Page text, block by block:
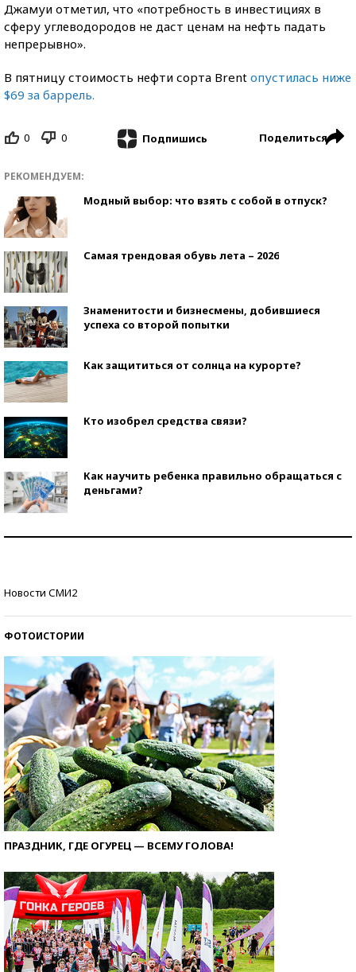
Джамуи отметил, что «потребность в инвестициях в
сферу углеводородов не даст ценам на нефть падать
непрерывно».
В пятницу стоимость нефти сорта Brent опустилась ниже
$69 за баррель.
0 0 Подпишись Поделиться
РЕКОМЕНДУЕМ:
Модный выбор: что взять с собой в отпуск?
Самая трендовая обувь лета – 2026
Знаменитости и бизнесмены, добившиеся
успеха со второй попытки
Как защититься от солнца на курорте?
Кто изобрел средства связи?
Как научить ребенка правильно обращаться с
деньгами?
Новости СМИ2
ФОТОИСТОРИИ
ПРАЗДНИК, ГДЕ ОГУРЕЦ — ВСЕМУ ГОЛОВА!